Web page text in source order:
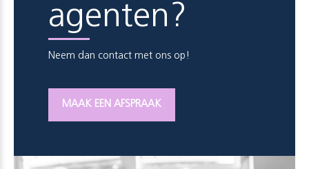
agenten?
Neem dan contact met ons op!
MAAK EEN AFSPRAAK